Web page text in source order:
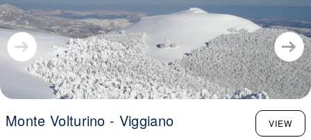
Monte Volturino - Viggiano VIEW